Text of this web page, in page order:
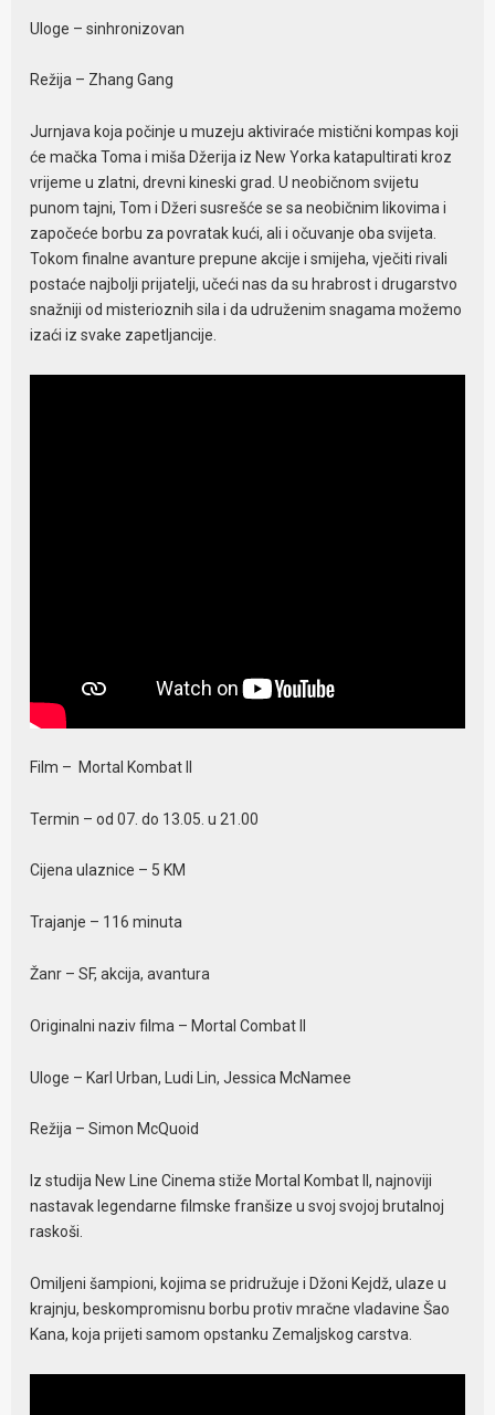
Uloge – sinhronizovan
Režija – Zhang Gang
Jurnjava koja počinje u muzeju aktiviraće mistični kompas koji
će mačka Toma i miša Džerija iz New Yorka katapultirati kroz
vrijeme u zlatni, drevni kineski grad. U neobičnom svijetu
punom tajni, Tom i Džeri susrešće se sa neobičnim likovima i
započeće borbu za povratak kući, ali i očuvanje oba svijeta.
Tokom finalne avanture prepune akcije i smijeha, vječiti rivali
postaće najbolji prijatelji, učeći nas da su hrabrost i drugarstvo
snažniji od misterioznih sila i da udruženim snagama možemo
izaći iz svake zapetljancije.
Film – Mortal Kombat II
Termin – od 07. do 13.05. u 21.00
Cijena ulaznice – 5 KM
Trajanje – 116 minuta
Žanr – SF, akcija, avantura
Originalni naziv filma – Mortal Combat II
Uloge – Karl Urban, Ludi Lin, Jessica McNamee
Režija – Simon McQuoid
Iz studija New Line Cinema stiže Mortal Kombat II, najnoviji
nastavak legendarne filmske franšize u svoj svojoj brutalnoj
raskoši.
Omiljeni šampioni, kojima se pridružuje i Džoni Kejdž, ulaze u
krajnju, beskompromisnu borbu protiv mračne vladavine Šao
Kana, koja prijeti samom opstanku Zemaljskog carstva.